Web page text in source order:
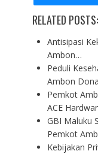
RELATED POSTS:
Antisipasi
Ambon…
Peduli
Ambon
Pemkot
ACE
GBI Maluku
Pemkot
Kebijakan